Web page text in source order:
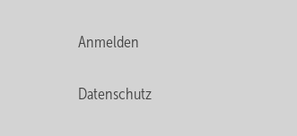
Anmelden
Datenschutz